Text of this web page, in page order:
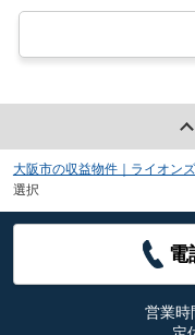
大阪市の収益物件｜ライオン
選択
電
営業時